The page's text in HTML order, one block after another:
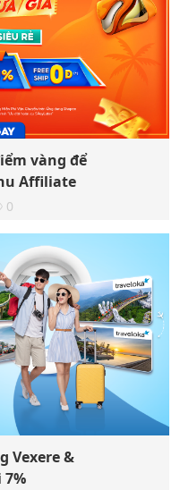
vàng để
Affiliate
0
Vexere &